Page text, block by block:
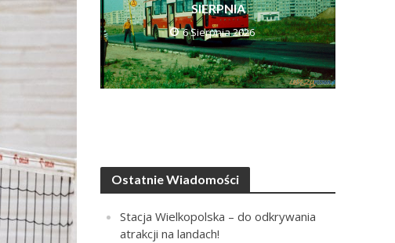
SIERPNIA
6 Sierpnia 2026
Ostatnie Wiadomości
Stacja Wielkopolska – do odkrywania
atrakcji na landach!